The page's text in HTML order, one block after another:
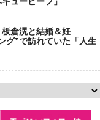
倉滉と結婚＆妊
グ”で訪れていた「人生